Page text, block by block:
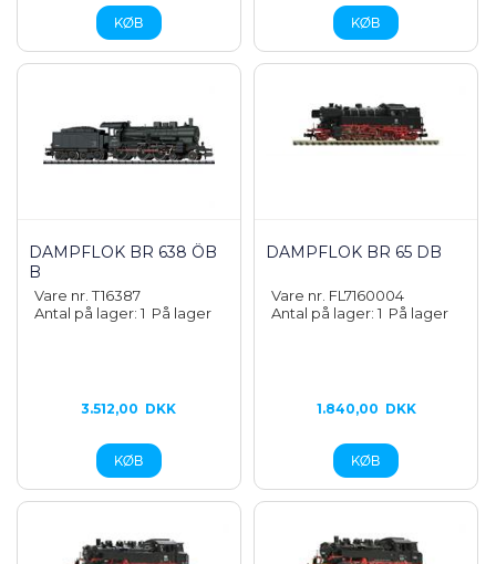
DAMPFLOK BR 638 ÖB
B
Vare nr. T16387
Antal på lager: 1 På lager
3.512,00 DKK
DAMPFLOK BR 65 DB
Vare nr. FL7160004
Antal på lager: 1 På lager
1.840,00 DKK